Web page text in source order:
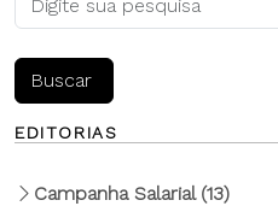
EDITORIAS
Campanha Salarial (13)